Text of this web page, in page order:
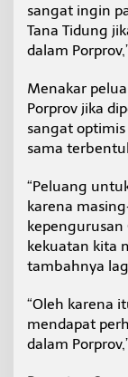
sangat ingin
Tana Tidung
dalam
Menakar
Porprov jika
sangat
sama
“Peluang
karena
kepengurusan
kekuatan kita
tambahnya
“Oleh karena
mendapat
dalam